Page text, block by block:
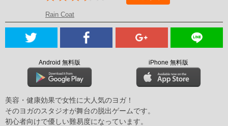
Rain Coat
Android 無料版 iPhone 無料版
美容・健康効果で女性に大人気のヨガ！
そのヨガのスタジオが舞台の脱出ゲームです。
初心者向けで優しい難易度になっています。